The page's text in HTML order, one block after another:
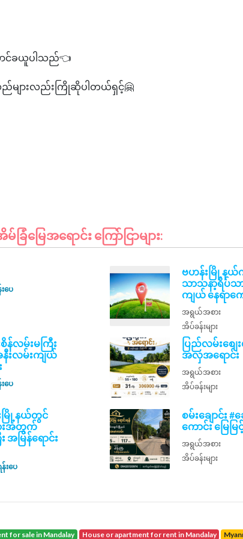
ာင်ခယူပါသည်👈
များလည်းကြိုဆိုပါတယ်ရှင့်🤗
ြေအရောင်း ကြော်ငြာများ:
ပေ
ဗဟန်းမြို့နယ်
သာသနာ့ရိပ်သ
ကျယ် နေရာက
အရွယ်အစား
အိပ်ခန်းများ
လမ်းမကြီး
နီးလမ်းကျယ်
ပေ
ပြည်လမ်းစျ
အလှအရောင်း
အရွယ်အစား
အိပ်ခန်းများ
မြို့နယ်တွင်
ားအတွက်
မြန်ရောင်း
းပေ
စမ်းချောင်း
ကောင်း မြေ
အရွယ်အစား
အိပ်ခန်းများ
for sale in Mandalay house or apartment for rent in Mandalay